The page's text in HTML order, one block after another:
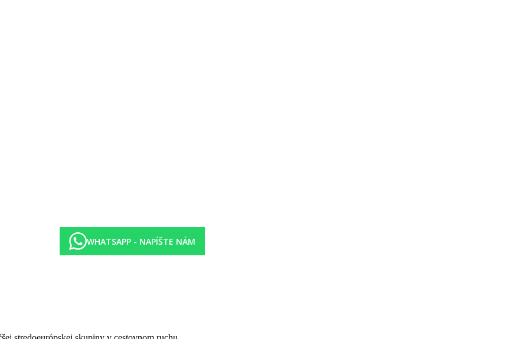
Restaurant
Sire Beachfront Restaurant
nápojov miestnej výroby v baroch a reštauráciách podľa otváracej doby v
súčasťou programu all inclusive
roka meniť
WHATSAPP - NAPÍŠTE NÁM